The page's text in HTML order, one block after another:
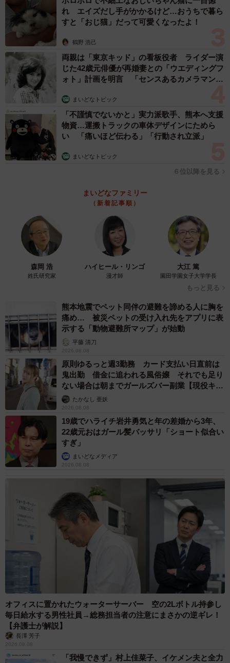
れ エイズだし手がかかるけど…おうちで暮ら
すと「おじ猫」だって可愛くなったよ！
鶴野 浩己
両親は「東京キッド」の看板役者 ライダー演
じた42歳元俳優が再婚妻との「ウエディングフ
ォト」計画を明言 「センスあるカメラマン求
まいどなトピック
「不謹慎でないかと」実力派歌手、熊本へ支援
物資…運搬トラックの車体デザインにためら
い 「痛いほど伝わる」「行動され立派」
まいどなトピック
６位以降を見る
まいどなファミリー
（新着記事順）
森岡 浩
姓氏研究家
ハイヒール・リンゴ
漫才師
大江 篤
園田学園女子大学学長
もっと見る
熊本地震でペット同伴の避難を諦める人に胸を
痛め… 被災ペットの受け入れ先をアプリに表
示する「動物避難所マップ」が始動
平藤 清刀
2026.08.08
原則ゆるっと週3勤務 カード支払い日直前は
鬼出勤 借金に追われる風俗嬢 それでも足り
ない場合は朝までガールズバー副業【現役キャ
ストに取材】
たかなし 亜妖
2026.08.08
19歳でハライチ岩井勇気と年の差婚から3年、
22歳元おはガール髪バッサリ「ショート似合い
すぎ」
まいどなメディア
2026.08.08
オフィスに置かれたウォーターサーバー 空の2Lボトル持参し
毎日給水する男性社員→総務担当者の注意にまさかの逆ギレ！
【弁護士が解説】
長澤 芳子
2026.08.08
「我慢できず」村上佳菜子、イケメン夫と全力